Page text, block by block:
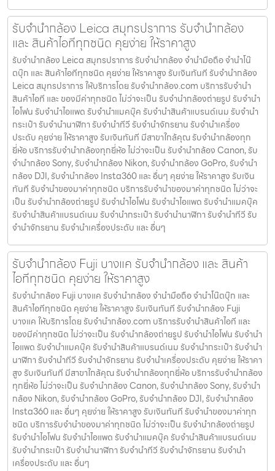
รับจำนำกล้อง Leica สมุทรปราการ รับจํานํากล้อง
และ สินค้าไอทีทุกชนิด คุยง่าย ให้ราคาสูง
รับจำนำกล้อง Leica สมุทรปราการ รับจํานํากล้อง จำนำมือถือ จำนำโน๊
ตบุ๊ก และ สินค้าไอทีทุกชนิด คุยง่าย ให้ราคาสูง รับเงินทันที รับจำนำกล้อง
Leica สมุทรปราการ ให้บริการโดย รับจํานํากล้อง.com บริการรับจํานํา
สินค้าไอที และ ของมีค่าทุกชนิด ไม่ว่าจะเป็น รับจํานํากล้องถ่ายรูป รับจํานํา
ไอโฟน รับจํานําไอแพด รับจํานําแมคบุ๊ค รับจํานําสินค้าแบรนด์เนม รับจํานํา
กระเป๋า รับจํานํานาฬิกา รับจํานําทีวี รับจํานําจักรยาน รับจํานําเครื่อง
ประดับ คุยง่าย ให้ราคาสูง รับเงินทันที มีสาขาใกล้คุณ รับจำนำกล้องทุก
ยี่ห้อ บริการรับจำนำกล้องทุกยี่ห้อ ไม่ว่าจะเป็น รับจำนำกล้อง Canon, รับ
จำนำกล้อง Sony, รับจำนำกล้อง Nikon, รับจำนำกล้อง GoPro, รับจำนำ
กล้อง DJI, รับจำนำกล้อง Insta360 และ อื่นๆ คุยง่าย ให้ราคาสูง รับเงิน
ทันที รับจำนำของมาค่าทุกชนิด บริการรับจำนำของมาค่าทุกชนิด ไม่ว่าจะ
เป็น รับจํานํากล้องถ่ายรูป รับจํานําไอโฟน รับจํานําไอแพด รับจํานําแมคบุ๊ค
รับจํานําสินค้าแบรนด์เนม รับจํานํากระเป๋า รับจํานํานาฬิกา รับจํานําทีวี รับ
จํานําจักรยาน รับจํานําเครื่องประดับ และ อื่นๆ
รับจำนำกล้อง Fuji บางแค รับจํานํากล้อง และ สินค้า
ไอทีทุกชนิด คุยง่าย ให้ราคาสูง
รับจำนำกล้อง Fuji บางแค รับจํานํากล้อง จำนำมือถือ จำนำโน๊ตบุ๊ก และ
สินค้าไอทีทุกชนิด คุยง่าย ให้ราคาสูง รับเงินทันที รับจำนำกล้อง Fuji
บางแค ให้บริการโดย รับจํานํากล้อง.com บริการรับจํานําสินค้าไอที และ
ของมีค่าทุกชนิด ไม่ว่าจะเป็น รับจํานํากล้องถ่ายรูป รับจํานําไอโฟน รับจํานํา
ไอแพด รับจํานําแมคบุ๊ค รับจํานําสินค้าแบรนด์เนม รับจํานํากระเป๋า รับจํานํา
นาฬิกา รับจํานําทีวี รับจํานําจักรยาน รับจํานําเครื่องประดับ คุยง่าย ให้ราคา
สูง รับเงินทันที มีสาขาใกล้คุณ รับจำนำกล้องทุกยี่ห้อ บริการรับจำนำกล้อง
ทุกยี่ห้อ ไม่ว่าจะเป็น รับจำนำกล้อง Canon, รับจำนำกล้อง Sony, รับจำนำ
กล้อง Nikon, รับจำนำกล้อง GoPro, รับจำนำกล้อง DJI, รับจำนำกล้อง
Insta360 และ อื่นๆ คุยง่าย ให้ราคาสูง รับเงินทันที รับจำนำของมาค่าทุก
ชนิด บริการรับจำนำของมาค่าทุกชนิด ไม่ว่าจะเป็น รับจํานํากล้องถ่ายรูป
รับจํานําไอโฟน รับจํานําไอแพด รับจํานําแมคบุ๊ค รับจํานําสินค้าแบรนด์เนม
รับจํานํากระเป๋า รับจํานํานาฬิกา รับจํานําทีวี รับจํานําจักรยาน รับจํานํา
เครื่องประดับ และ อื่นๆ